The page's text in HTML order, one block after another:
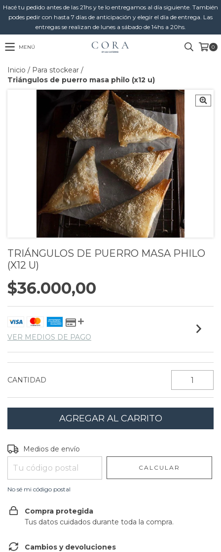
Hacé tu pedido antes de las 21hs y te lo entregamos al día siguiente. También
podes pedir con hasta 7 días de anticipación y elegir el día de entrega. Las
entregas se realizan de lunes a sábado de 14hs a 20hs.
MENÚ 0
Inicio / Para stockear /
Triángulos de puerro masa philo (x12 u)
TRIÁNGULOS DE PUERRO MASA PHILO
(X12 U)
$36.000,00
VER MEDIOS DE PAGO
CANTIDAD
Entregas para el CP:
Medios de envío
CALCULAR
No sé mi código postal
Compra protegida
Tus datos cuidados durante toda la compra.
Cambios y devoluciones